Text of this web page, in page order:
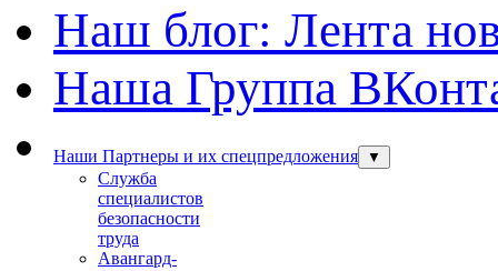
Наш блог: Лента
Наша Группа
Наши Партнеры и их спецпредложения ▼
Служба
специалистов
безопасности
труда
Авангард-